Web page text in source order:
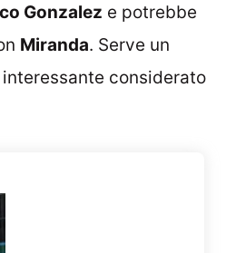
Gonzalez e potrebbe
Miranda. Serve un
considerato